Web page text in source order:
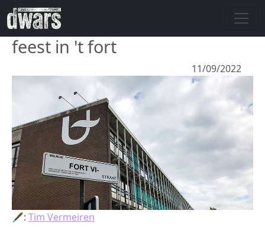
Overslaan en naar de inhoud gaan
feest in 't fort
11/09/2022
🖋: Tim Vermeiren